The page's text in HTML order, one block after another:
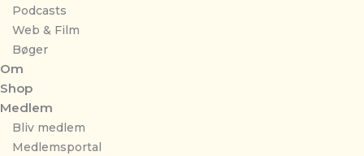
Podcasts
Web & Film
Bøger
Om
Shop
Medlem
Bliv medlem
Medlemsportal